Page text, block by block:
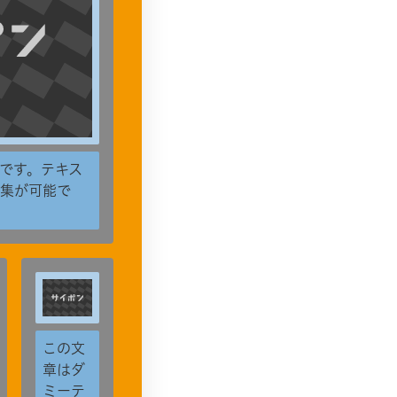
す。テキス
が可能で
この文
章はダ
ミーテ